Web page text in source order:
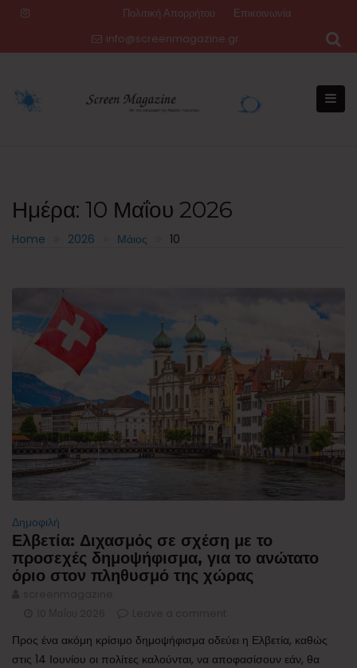
Πολιτική Απορρήτου
Επικοινωνία
info@screenmagazine.gr
Ημέρα: 10 Μαΐου 2026
Home 2026 Μάιος 10
Δημοφιλή
Ελβετία: Διχασμός σε σχέση με το
προσεχές δημοψήφισμα, για το ανώτατο
όριο στον πληθυσμό της χώρας
Προς ένα ακόμη κρίσιμο δημοψήφισμα οδεύει η Ελβετία, καθώς
στις 14 Ιουνίου οι πολίτες καλούνται, να αποφασίσουν εάν, θα